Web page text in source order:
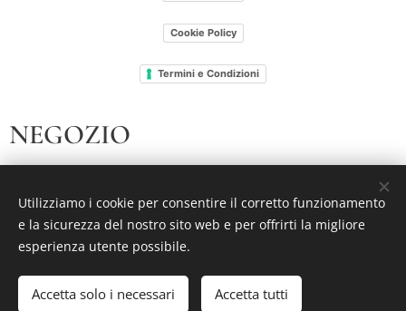
Cookie Policy
Termini e Condizioni
NEGOZIO
Chi siamo
Webnode
Utilizziamo i cookie per consentire il corretto funzionamento
e la sicurezza del nostro sito web e per offrirti la migliore
esperienza utente possibile.
Accetta solo i necessari Accetta tutti